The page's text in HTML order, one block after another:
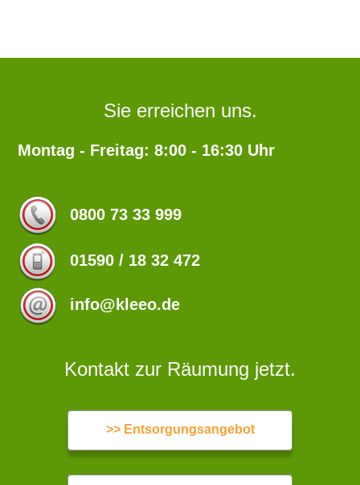
Sie erreichen uns.
Montag - Freitag: 8:00 - 16:30 Uhr
0800 73 33 999
01590 / 18 32 472
info@kleeo.de
Kontakt zur Räumung jetzt.
>> Entsorgungsangebot